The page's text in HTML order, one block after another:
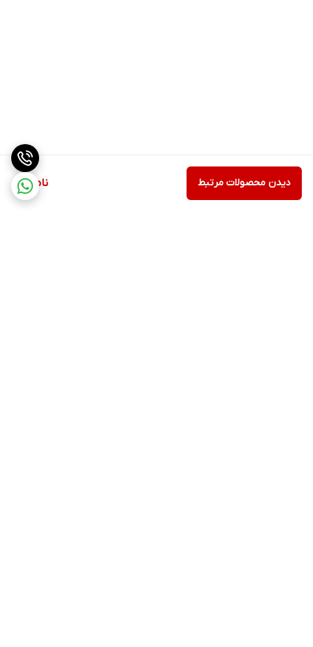
ناموجود دیدن محصولات مرتبط